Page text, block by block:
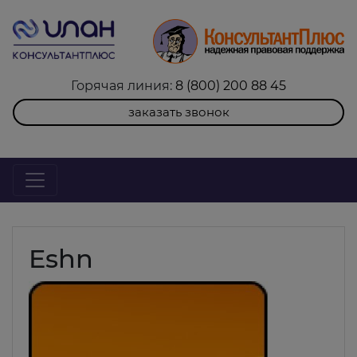
Горячая линия: 8 (800) 200 88 45
заказать звонок
Eshn